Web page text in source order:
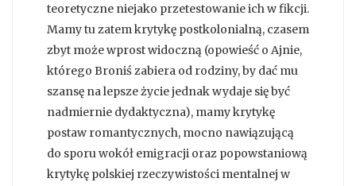
teoretyczne niejako przetestowanie ich w fikcji.
Mamy tu zatem krytykę postkolonialną, czasem
zbyt może wprost widoczną (opowieść o Ajnie,
którego Broniś zabiera od rodziny, by dać mu
szansę na lepsze życie jednak wydaje się być
nadmiernie dydaktyczna), mamy krytykę
postaw romantycznych, mocno nawiązującą
do sporu wokół emigracji oraz popowstaniową
krytykę polskiej rzeczywistości mentalnej w